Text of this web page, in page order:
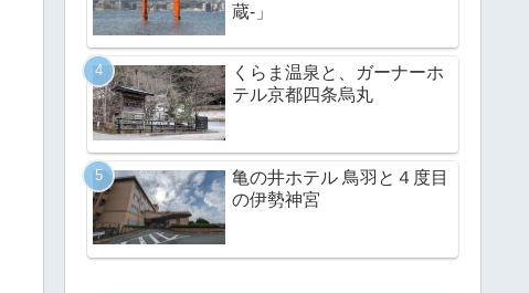
蔵-」
くらま温泉と、ガーナーホ
テル京都四条烏丸
亀の井ホテル 鳥羽と４度目
の伊勢神宮